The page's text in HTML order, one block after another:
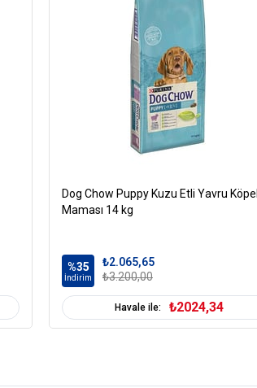
Dog Chow Puppy Kuzu Etli Yavru
Maması 14 kg
%35
İndirim
₺2.065,65
₺3.200,00
Havale ile: ₺2024,34